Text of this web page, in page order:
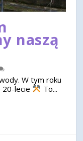
naszą
W tym roku
20-lecie
To...